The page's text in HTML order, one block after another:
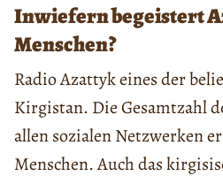
Inwiefern begeistert
Menschen?
Radio Azattyk eines der
Kirgistan. Die Gesamtzahl
allen sozialen Netzwerken
Menschen. Auch das